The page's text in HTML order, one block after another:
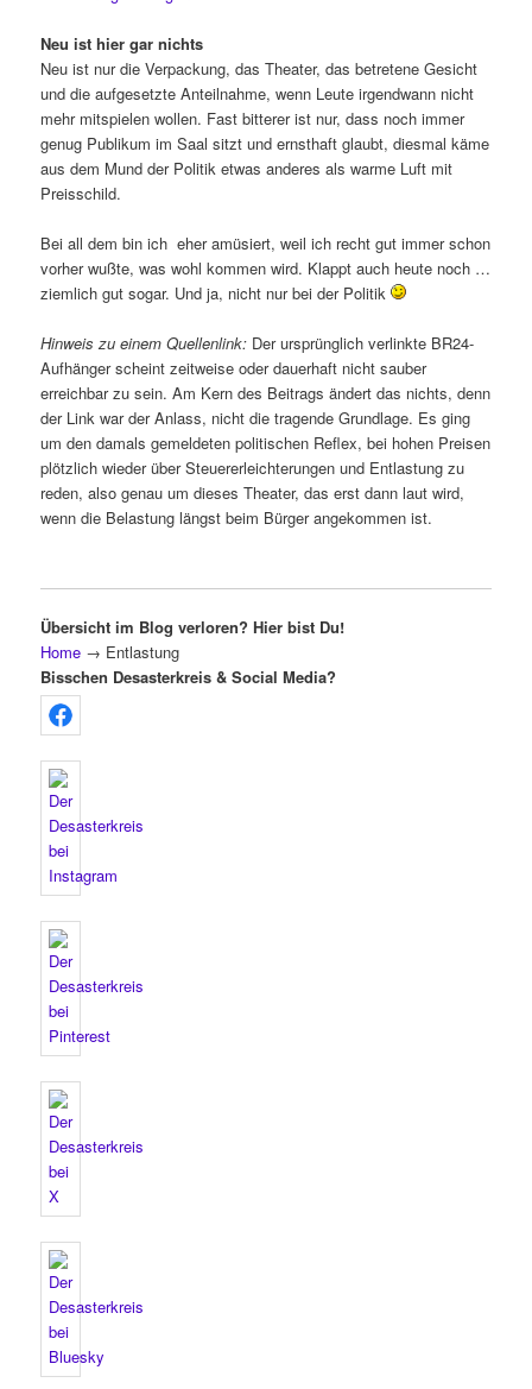
Neu ist hier gar nichts
Neu ist nur die Verpackung, das Theater, das betretene Gesicht
und die aufgesetzte Anteilnahme, wenn Leute irgendwann nicht
mehr mitspielen wollen. Fast bitterer ist nur, dass noch immer
genug Publikum im Saal sitzt und ernsthaft glaubt, diesmal käme
aus dem Mund der Politik etwas anderes als warme Luft mit
Preisschild.
Bei all dem bin ich eher amüsiert, weil ich recht gut immer schon
vorher wußte, was wohl kommen wird. Klappt auch heute noch …
ziemlich gut sogar. Und ja, nicht nur bei der Politik
Hinweis zu einem Quellenlink: Der ursprünglich verlinkte BR24-
Aufhänger scheint zeitweise oder dauerhaft nicht sauber
erreichbar zu sein. Am Kern des Beitrags ändert das nichts, denn
der Link war der Anlass, nicht die tragende Grundlage. Es ging
um den damals gemeldeten politischen Reflex, bei hohen Preisen
plötzlich wieder über Steuererleichterungen und Entlastung zu
reden, also genau um dieses Theater, das erst dann laut wird,
wenn die Belastung längst beim Bürger angekommen ist.
Übersicht im Blog verloren? Hier bist Du!
Home → Entlastung
Bisschen Desasterkreis & Social Media?